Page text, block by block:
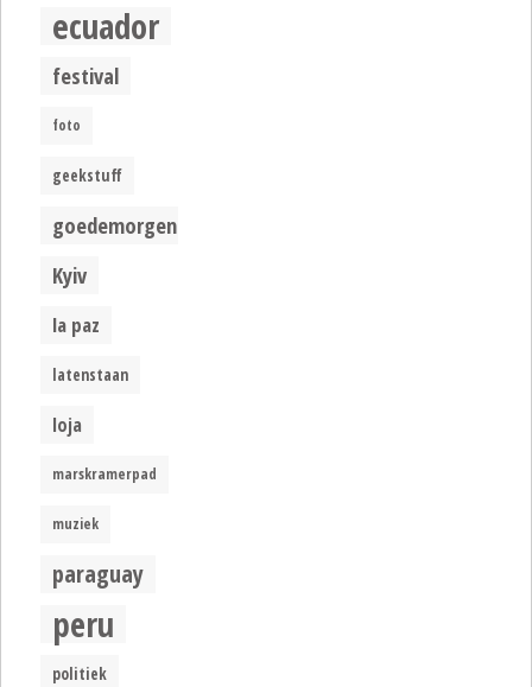
ecuador
festival
foto
geekstuff
goedemorgen
Kyiv
la paz
latenstaan
loja
marskramerpad
muziek
paraguay
peru
politiek